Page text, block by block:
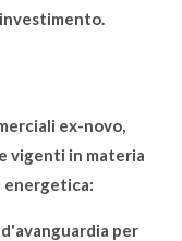
ex-novo,
vigenti in materia
energetica:
per